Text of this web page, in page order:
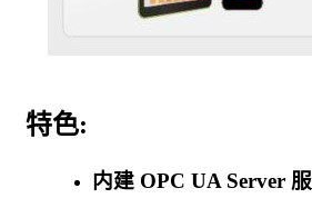
特色:
内建 OPC UA Server